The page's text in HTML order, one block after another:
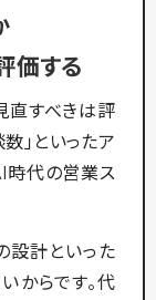
価する
直すべきは評
数」といったア
時代の営業ス
設計といった
からです。代